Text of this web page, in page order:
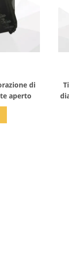
di
aperto